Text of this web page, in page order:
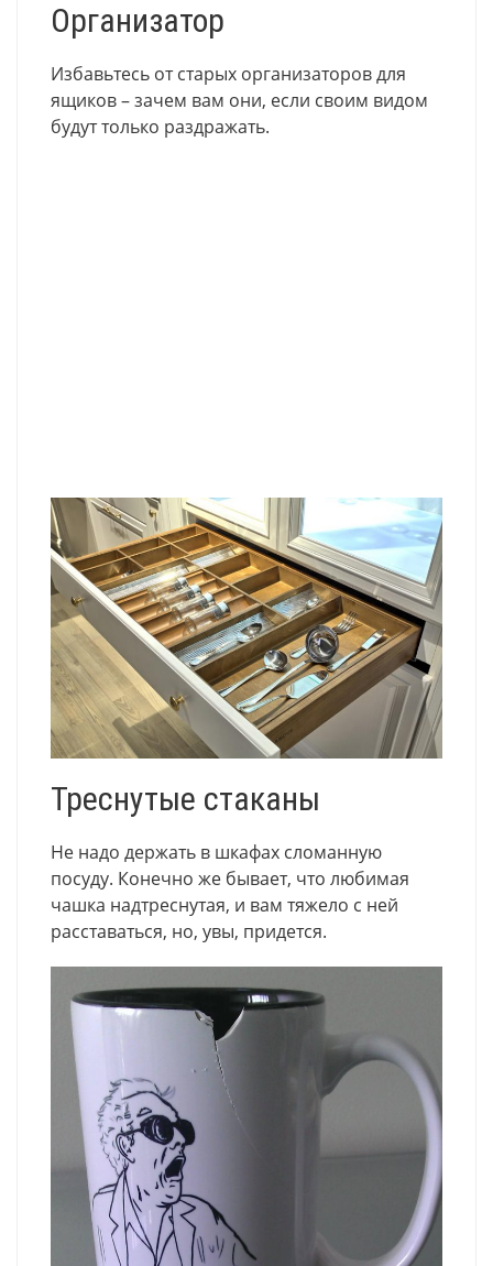
Организатор
Избавьтесь от старых организаторов для
ящиков – зачем вам они, если своим видом
будут только раздражать.
Треснутые стаканы
Не надо держать в шкафах сломанную
посуду. Конечно же бывает, что любимая
чашка надтреснутая, и вам тяжело с ней
расставаться, но, увы, придется.